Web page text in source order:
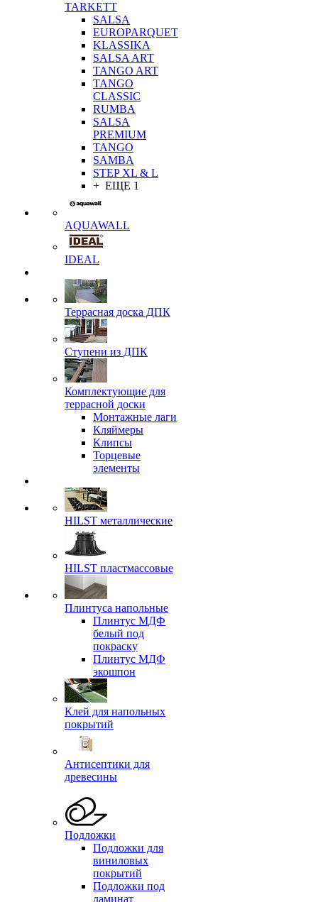
TARKETT
SALSA
EUROPARQUET
KLASSIKA
SALSA ART
TANGO ART
TANGO
CLASSIC
RUMBA
SALSA
PREMIUM
TANGO
SAMBA
STEP XL & L
+ ЕЩЕ 1
AQUAWALL
IDEAL
Террасная доска ДПК
Ступени из ДПК
Комплектующие для
террасной доски
Монтажные лаги
Кляймеры
Клипсы
Торцевые
элементы
HILST металлические
HILST пластмассовые
Плинтуса напольные
Плинтус МДФ
белый под
покраску
Плинтус МДФ
экошпон
Клей для напольных
покрытий
Антисептики для
древесины
Подложки
Подложки для
виниловых
покрытий
Подложки под
ламинат